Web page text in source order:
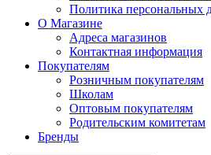
Политика персональных
О Магазине
Адреса магазинов
Контактная информация
Покупателям
Розничным покупателям
Школам
Оптовым покупателям
Родительским комитетам
Бренды